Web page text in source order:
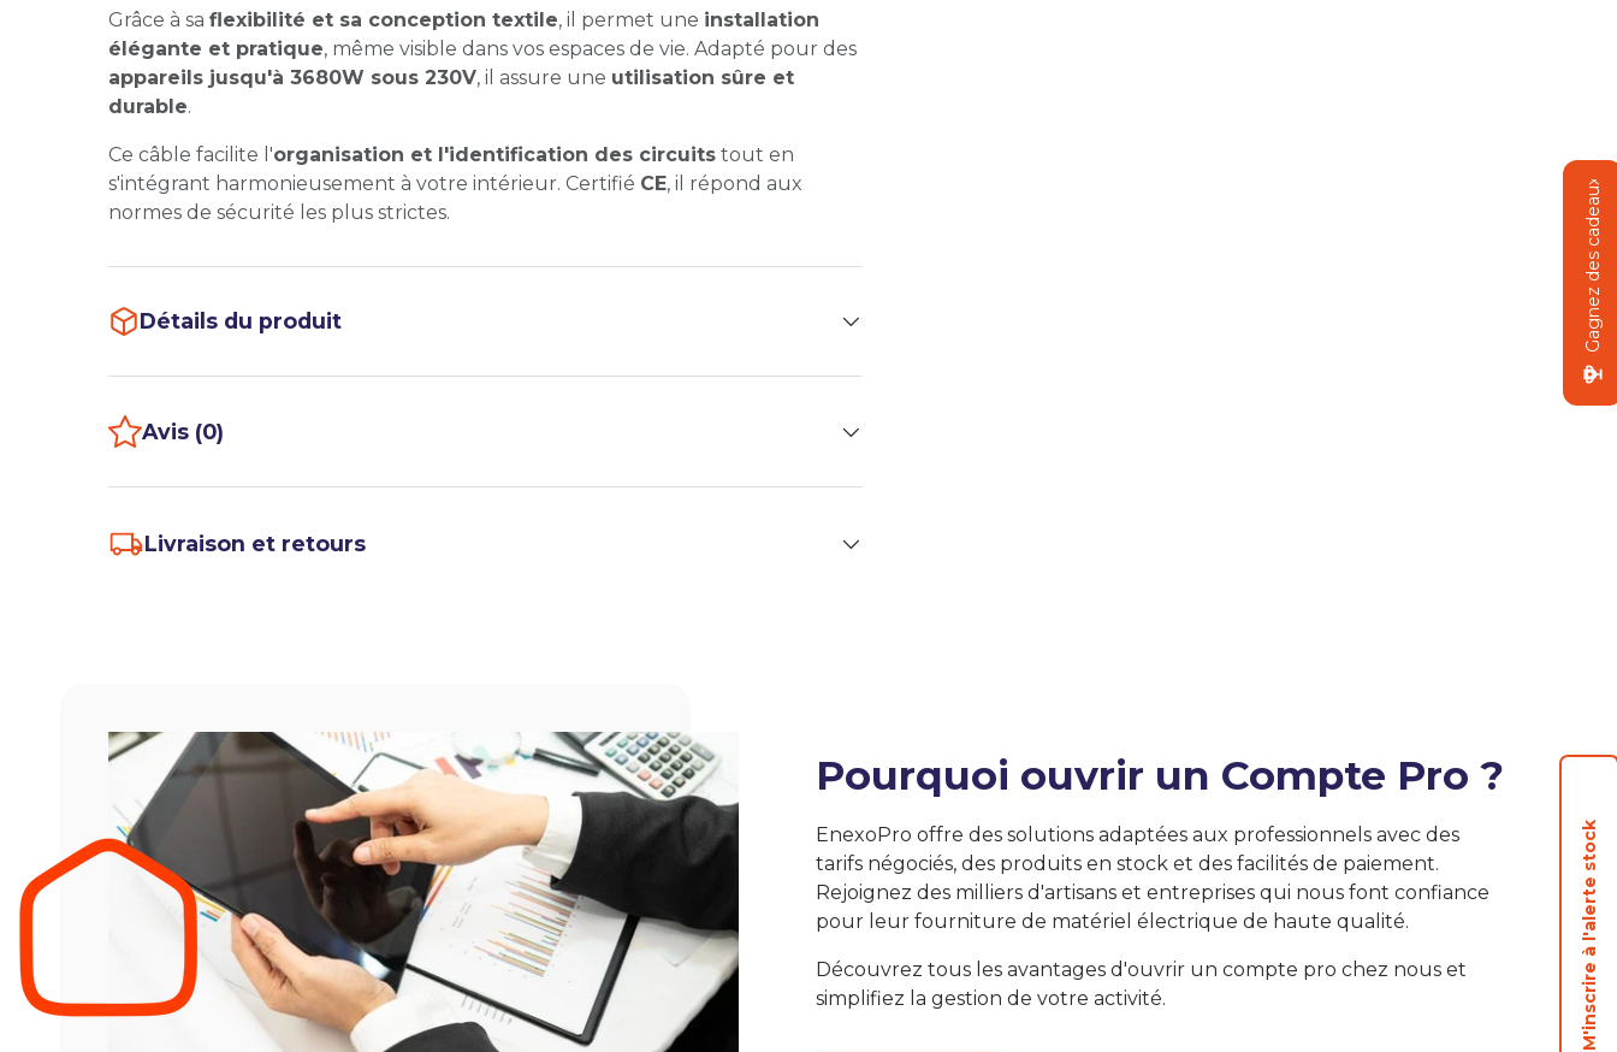
Grâce à sa flexibilité et sa conception textile, il permet une installation
élégante et pratique, même visible dans vos espaces de vie. Adapté pour des
appareils jusqu'à 3680W sous 230V, il assure une utilisation sûre et
durable.
Ce câble facilite l'organisation et l'identification des circuits tout en
s'intégrant harmonieusement à votre intérieur. Certifié CE, il répond aux
normes de sécurité les plus strictes.
Détails du produit
Avis (0)
Livraison et retours
Pourquoi ouvrir un Compte Pro ?
EnexoPro offre des solutions adaptées aux professionnels avec des
tarifs négociés, des produits en stock et des facilités de paiement.
Rejoignez des milliers d'artisans et entreprises qui nous font confiance
pour leur fourniture de matériel électrique de haute qualité.
Découvrez tous les avantages d'ouvrir un compte pro chez nous et
simplifiez la gestion de votre activité.
Gagnez des cadeaux
M'inscrire à l'alerte stock